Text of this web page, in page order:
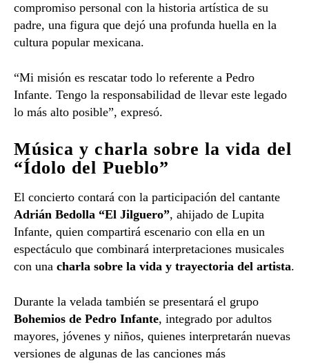
compromiso personal con la historia artística de su
padre, una figura que dejó una profunda huella en la
cultura popular mexicana.
“Mi misión es rescatar todo lo referente a Pedro
Infante. Tengo la responsabilidad de llevar este legado
lo más alto posible”, expresó.
Músicay charla sobrelavida del
“Ídolo del Pueblo”
El concierto contará con la participación del cantante
Adrián Bedolla “El Jilguero”, ahijado de Lupita
Infante, quien compartirá escenario con ella en un
espectáculo que combinará interpretaciones musicales
con una charla sobre la vida y trayectoria del artista.
Durante la velada también se presentará el grupo
Bohemios de Pedro Infante, integrado por adultos
mayores, jóvenes y niños, quienes interpretarán nuevas
versiones de algunas de las canciones más